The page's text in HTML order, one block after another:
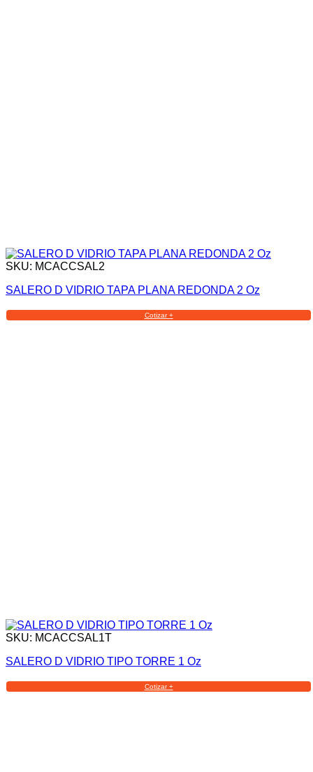
SKU: MCACCSAL2
SALERO D VIDRIO TAPA PLANA REDONDA 2 Oz
Cotizar +
SKU: MCACCSAL1T
SALERO D VIDRIO TIPO TORRE 1 Oz
Cotizar +